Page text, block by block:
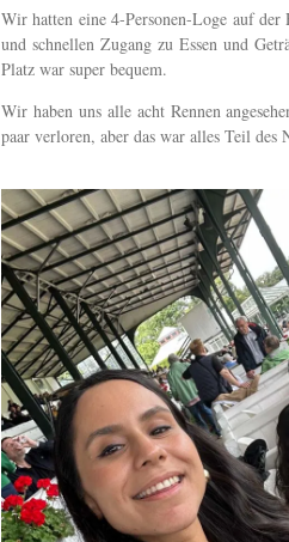
Wir hatten eine 4-Personen-Loge auf
und schnellen Zugang zu Essen und
Platz war super bequem.
Wir haben uns alle acht Rennen
paar verloren, aber das war alles Teil des